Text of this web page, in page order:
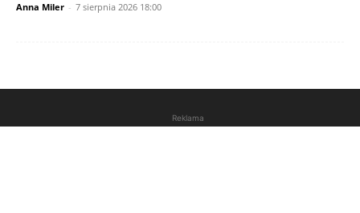
Anna Miler - 7 sierpnia 2026 18:00
Reklama